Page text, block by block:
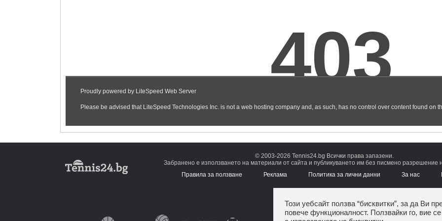
© 2003-2026 Tennis24.bg Всички права запазени.
Забранено е използването на материали от сайта и публикуването им без писмено разрешение
Правила за ползване
Реклама Политика за лични данни За нас
Този уебсайт ползва “бисквитки”, за да Ви
повече функционалност. Ползвайки го, вие